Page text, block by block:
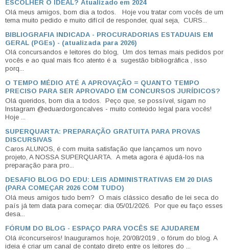
ESCOLHER O IDEAL? Atualizado em 2024
Olá meus amigos, bom dia a todos. Hoje vou tratar com vocês de um
tema muito pedido e muito difícil de responder, qual seja, CURS...
BIBLIOGRAFIA INDICADA - PROCURADORIAS ESTADUAIS EM
GERAL (PGEs) - (atualizada para 2026)
Olá concursandos e leitores do blog, Um dos temas mais pedidos por
vocês e ao qual mais fico atento é a sugestão bibliográfica , isso
porq...
O TEMPO MÉDIO ATÉ A APROVAÇÃO = QUANTO TEMPO
PRECISO PARA SER APROVADO EM CONCURSOS JURÍDICOS?
Olá queridos, bom dia a todos. Peço que, se possível, sigam no
Instagram @eduardorgoncalves - muito conteúdo legal para vocês!
Hoje ...
SUPERQUARTA: PREPARAÇÃO GRATUITA PARA PROVAS
DISCURSIVAS
Caros ALUNOS, é com muita satisfação que lançamos um novo
projeto, A NOSSA SUPERQUARTA. A meta agora é ajudá-los na
preparação para pro...
DESAFIO BLOG DO EDU: LEIS ADMINISTRATIVAS EM 20 DIAS
(PARA COMEÇAR 2026 COM TUDO)
Olá meus amigos tudo bem? O mais clássico desafio de lei seca do
país já tem data para começar: dia 05/01/2026. Por que eu faço esses
desa...
FÓRUM DO BLOG - ESPAÇO PARA VOCÊS SE AJUDAREM
Olá #concurseiros! Inauguramos hoje, 20/08/2019 , o fórum do blog. A
ideia é criar um canal de contato direto entre os leitores do ...